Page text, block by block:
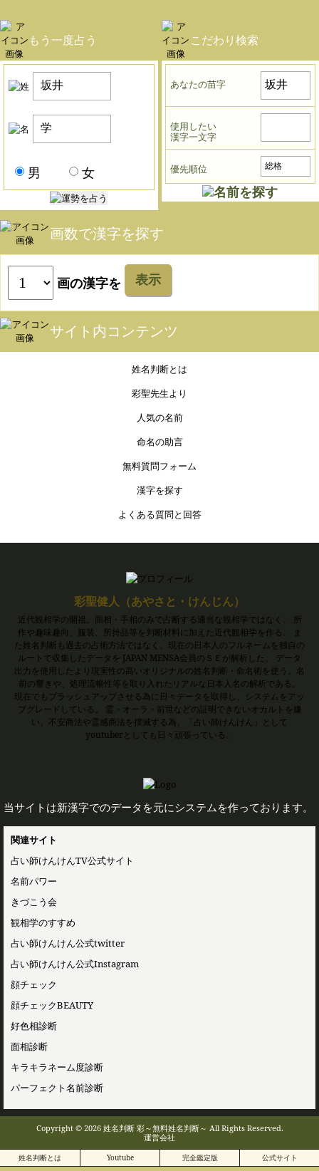
もう一度占う
男 女
こだわり検索
あなたの苗字
使用したい
漢字一文字
優先順位
画数で漢字を探す
画の漢字を 表示
サイト内コンテンツ
姓名判断とは
彩聖先生より
人気の名前
命名の助言
無料質問フォーム
漢字を探す
よくある質問と回答
彩聖健人（あやさと・けんじん）
近代観相学の開祖。面相・手相のみで占断する適当な観相学ではなく、 所
作や趣味趣向、服装、所持品等を判断材料に加えた近代観相学を作る。 ま
た姓名判断も過去の占術方法ではなく、現在の日本人のフルネームを独自の
ルートで収集したデータを JAPAN MENSA会員のＳＥが解析した、 データ
出力を使用したより現実性の高いオリジナルの姓名判断・命名術を使う。名
前の響きや、処理流暢性等を取り入れたリアルな日本人名の解析である。
現在でもブラッシュアップさせる為に日々データを取得し、システムをアッ
プグレードしている。 霊・オーラ・前世などの証明できないオカルトを嫌
い、不安商法や霊感商法を撲滅する為、「占い師けんけん」として
youtuberとしても日々頑張っている。
当サイトは新漢字でのデータを元にシステムを作っております。
関連サイト
占い師けんけんTV公式サイト
名前パワー
きづこう会
観相学のすすめ
占い師けんけん公式twitter
占い師けんけん公式Instagram
顔チェック
顔チェックBEAUTY
好色相診断
面相診断
キラキラネーム度診断
パーフェクト名前診断
Copyright © 2026 姓名判断 彩～無料姓名判断～ All Rights Reserved.
運営会社
姓名判断とは Youtube 完全鑑定版 公式サイト